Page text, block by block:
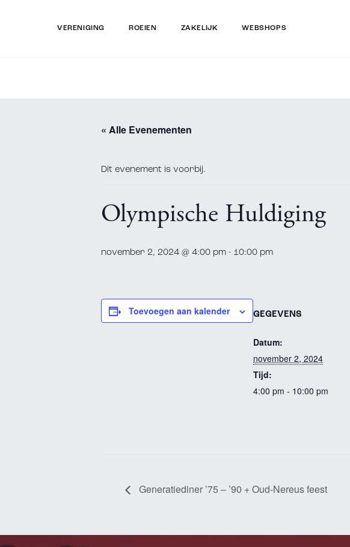
VERENIGING ROEIEN ZAKELIJK WEBSHOPS
« Alle Evenementen
Dit evenement is voorbij.
Olympische Huldiging
november 2, 2024 @ 4:00 pm - 10:00 pm
Toevoegen aan kalender GEGEVENS
Datum:
november 2, 2024
Tijd:
4:00 pm - 10:00 pm
Generatiediner ’75 – ’90 + Oud-Nereus feest